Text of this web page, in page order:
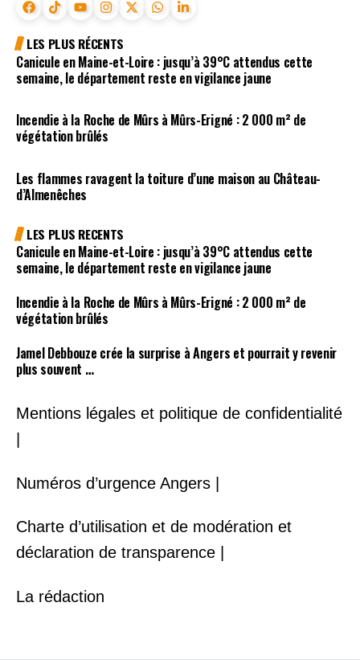
LES PLUS RÉCENTS
Canicule en Maine-et-Loire : jusqu’à 39°C attendus cette
semaine, le département reste en vigilance jaune
Incendie à la Roche de Mûrs à Mûrs-Erigné : 2 000 m² de
végétation brûlés
Les flammes ravagent la toiture d’une maison au Château-
d’Almenêches
LES PLUS RECENTS
Canicule en Maine-et-Loire : jusqu’à 39°C attendus cette
semaine, le département reste en vigilance jaune
Incendie à la Roche de Mûrs à Mûrs-Erigné : 2 000 m² de
végétation brûlés
Jamel Debbouze crée la surprise à Angers et pourrait y revenir
plus souvent …
Mentions légales et politique de confidentialité
Numéros d’urgence Angers |
Charte d’utilisation et de modération et
déclaration de transparence |
La rédaction